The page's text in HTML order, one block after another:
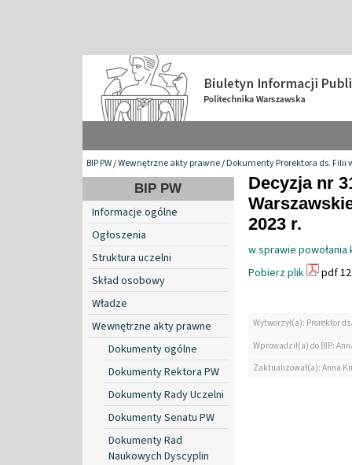
BIP PW/Wewnętrzne akty prawne/Dokumenty Prorektora ds. Filii
BIP PW
Informacje ogólne
Ogłoszenia
Struktura uczelni
Skład osobowy
Władze
Wewnętrzne akty prawne
Dokumenty ogólne
Dokumenty Rektora PW
Dokumenty Rady Uczelni
Dokumenty Senatu PW
Dokumenty Rad
Naukowych Dyscyplin
Decyzja nr
2023 r.
w sprawie
Pobierz plik
pdf
Wytworzył(a): Prorektor
Wprowadził(a) do BIP:
Zaktualizował(a): Anna